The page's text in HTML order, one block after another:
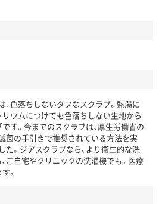
、色落ちしないタフなスクラブ。熱湯に
リウムにつけても色落ちしない生地から
す。今までのスクラブは、厚生労働省の
菌の手引きで推奨されている方法を実
た。ジアスクラブなら、より衛生的な洗
ご自宅やクリニックの洗濯機でも。医療
。